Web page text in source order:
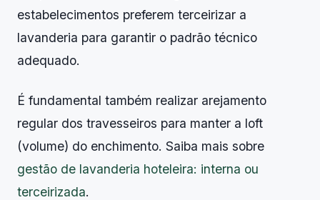
estabelecimentos preferem terceirizar a
lavanderia para garantir o padrão técnico
adequado.
É fundamental também realizar arejamento
regular dos travesseiros para manter a loft
(volume) do enchimento. Saiba mais sobre
gestão de lavanderia hoteleira: interna ou
terceirizada.